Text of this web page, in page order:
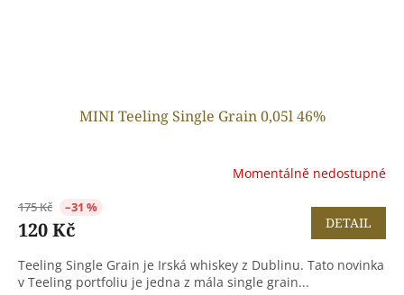
MINI Teeling Single Grain 0,05l 46%
Momentálně nedostupné
175 Kč –31 %
120 Kč DETAIL
Teeling Single Grain je Irská whiskey z Dublinu. Tato novinka
v Teeling portfoliu je jedna z mála single grain...